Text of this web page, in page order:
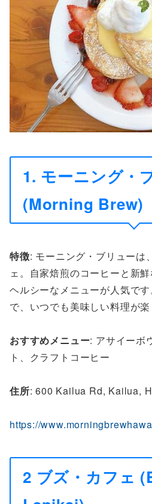
1. モーニング・
(Morning Brew)
特徴: モーニング・ブリューは
ェ。自家焙煎のコーヒーと新
ヘルシーなメニューが人気で
で、いつでも美味しい料理が楽
おすすめメニュー: アサイーボ
ト、クラフトコーヒー
住所: 600 Kailua Rd,
https://
2 ブズ・カフェ